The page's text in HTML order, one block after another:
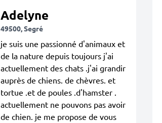
Adelyne
49500, Segré
je suis une passionné d'animaux et
de la nature depuis toujours j'ai
actuellement des chats .j'ai grandir
auprès de chiens. de chèvres. et
tortue .et de poules .d'hamster .
actuellement ne pouvons pas avoir
de chien. je me propose de vous